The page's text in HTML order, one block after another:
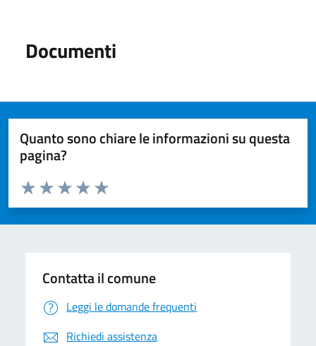
Documenti
Quanto sono chiare le informazioni su questa
pagina?
Valuta da 1 a 5 stelle la pagina
Valuta 5 stelle su 5
Valuta 4 stelle su 5
Valuta 3 stelle su 5
Valuta 2 stelle su 5
Valuta 1 stelle su 5
Contatta il comune
Leggi le domande frequenti
Richiedi assistenza